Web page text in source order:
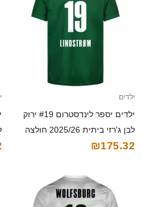
ילדים
ילדים יספר לינדסטרום #19 ירוק
לבן ג'רזי ביתית 2025/26 חולצה
קצרה
₪175.32